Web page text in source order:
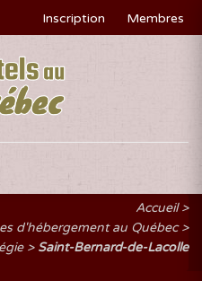
Inscription Membres
Accueil
d'hébergement au Québec
Saint-Bernard-de-Lacolle